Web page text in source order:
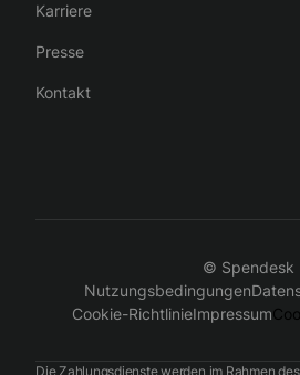
Karriere
Presse
Kontakt
© Spendesk
Nutzungsbedingungen
Cookie-RichtlinieImpressum
Die Zahlungsdienste werden im Rahmen